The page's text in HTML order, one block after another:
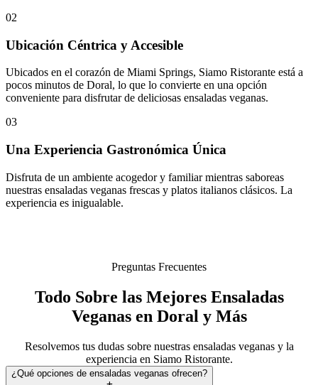
02
Ubicación Céntrica y Accesible
Ubicados en el corazón de Miami Springs, Siamo Ristorante está a
pocos minutos de Doral, lo que lo convierte en una opción
conveniente para disfrutar de deliciosas ensaladas veganas.
03
Una Experiencia Gastronómica Única
Disfruta de un ambiente acogedor y familiar mientras saboreas
nuestras ensaladas veganas frescas y platos italianos clásicos. La
experiencia es inigualable.
Preguntas Frecuentes
Todo Sobre las Mejores Ensaladas
Veganas en Doral y Más
Resolvemos tus dudas sobre nuestras ensaladas veganas y la
experiencia en Siamo Ristorante.
¿Qué opciones de ensaladas veganas ofrecen?